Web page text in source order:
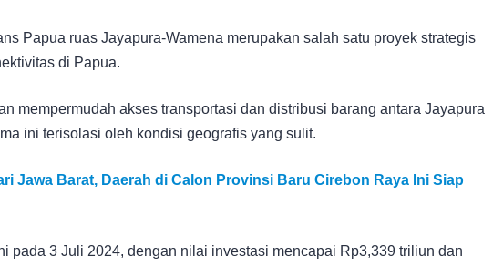
Papua ruas Jayapura-Wamena merupakan salah satu proyek strategis
di Papua.
mempermudah akses transportasi dan distribusi barang antara Jayapura
ini terisolasi oleh kondisi geografis yang sulit.
Jawa Barat, Daerah di Calon Provinsi Baru Cirebon Raya Ini Siap
pada 3 Juli 2024, dengan nilai investasi mencapai Rp3,339 triliun dan